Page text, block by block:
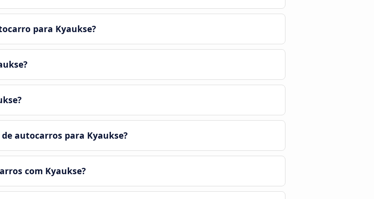
para Kyaukse?
autocarros para Kyaukse?
com Kyaukse?